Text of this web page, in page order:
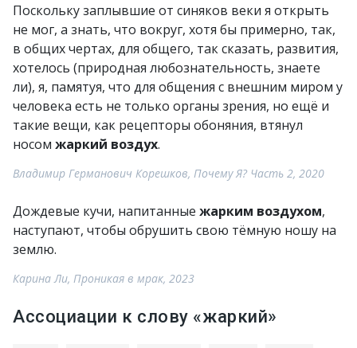
Поскольку заплывшие от синяков веки я открыть
не мог, а знать, что вокруг, хотя бы примерно, так,
в общих чертах, для общего, так сказать, развития,
хотелось (природная любознательность, знаете
ли), я, памятуя, что для общения с внешним миром у
человека есть не только органы зрения, но ещё и
такие вещи, как рецепторы обоняния, втянул
носом жаркий воздух.
Владимир Германович Корешков, Почему Я? Часть 2, 2020
Дождевые кучи, напитанные жарким воздухом,
наступают, чтобы обрушить свою тёмную ношу на
землю.
Карина Ли, Проникая в мрак, 2023
Ассоциации к слову «жаркий»